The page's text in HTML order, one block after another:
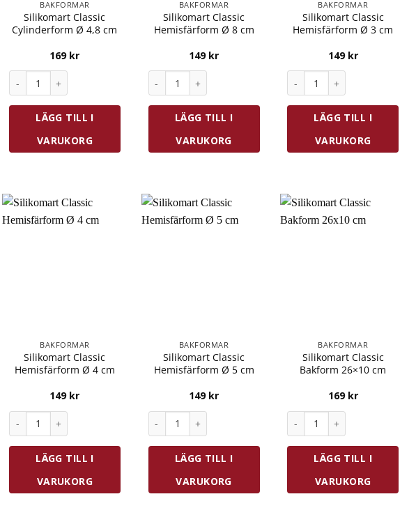
BAKFORMAR
Silikomart Classic
Cylinderform Ø 4,8 cm
169 kr
LÄGG TILL I
VARUKORG
BAKFORMAR
Silikomart Classic
Hemisfärform Ø 8 cm
149 kr
LÄGG TILL I
VARUKORG
BAKFORMAR
Silikomart Classic
Hemisfärform Ø 3 cm
149 kr
LÄGG TILL I
VARUKORG
Ø 7 cm mängd
BAKFORMAR
Silikomart Classic
Hemisfärform Ø 4 cm
149 kr
Silikomart Classic Hemisfärform Ø 4 cm mängd
LÄGG TILL I
VARUKORG
BAKFORMAR
Silikomart Classic
Hemisfärform Ø 5 cm
149 kr
Silikomart Classic Hemisfärform Ø 5 cm mängd
LÄGG TILL I
VARUKORG
BAKFORMAR
Silikomart Classic
Bakform 26×10 cm
169 kr
Silikomart Classic Bakform
LÄGG TILL I
VARUKORG